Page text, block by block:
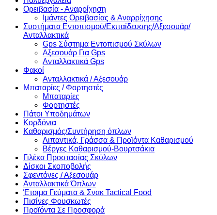
Ορειβασία - Αναρρίχηση
Ιμάντες Ορειβασίας & Αναρρίχησης
Συστήματα Εντοπισμού/Εκπαίδευσης/Αξεσουάρ/
Ανταλλακτικά
Gps Σύστημα Εντοπισμού Σκύλων
Αξεσουάρ Για Gps
Ανταλλακτικά Gps
Φακοί
Ανταλλακτικά / Αξεσουάρ
Μπαταρίες / Φορτηστές
Μπαταρίες
Φορτηστές
Πάτοι Υποδημάτων
Κορδόνια
Καθαρισμός/Συντήρηση όπλων
Λιπαντικά, Γράσσα & Προϊόντα Καθαρισμού
Βέργες Καθαρισμού-Βουρτσάκια
Γιλέκα Προστασίας Σκύλων
Δίσκοι Σκοποβολής
Σφεντόνες / Αξεσουάρ
Ανταλλακτικά Όπλων
Έτοιμα Γεύματα & Σνακ Tactical Food
Πισίνες Φουσκωτές
Προϊόντα Σε Προσφορά